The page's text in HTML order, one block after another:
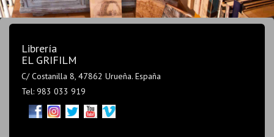
Librería
EL GRIFILM
C/ Costanilla 8, 47862 Urueña. España
Tel: 983 033 919